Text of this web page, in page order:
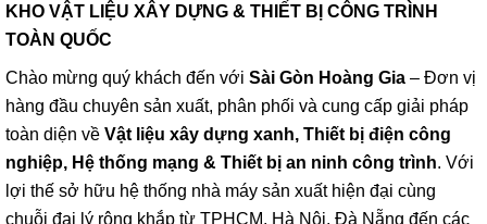
KHO VẬT LIỆU XÂY DỰNG & THIẾT BỊ CÔNG TRÌNH
TOÀN QUỐC
Chào mừng quý khách đến với Sài Gòn Hoàng Gia – Đơn vị
hàng đầu chuyên sản xuất, phân phối và cung cấp giải pháp
toàn diện về Vật liệu xây dựng xanh, Thiết bị điện công
nghiệp, Hệ thống mạng & Thiết bị an ninh công trình. Với
lợi thế sở hữu hệ thống nhà máy sản xuất hiện đại cùng
chuỗi đại lý rộng khắp từ TPHCM, Hà Nội, Đà Nẵng đến các